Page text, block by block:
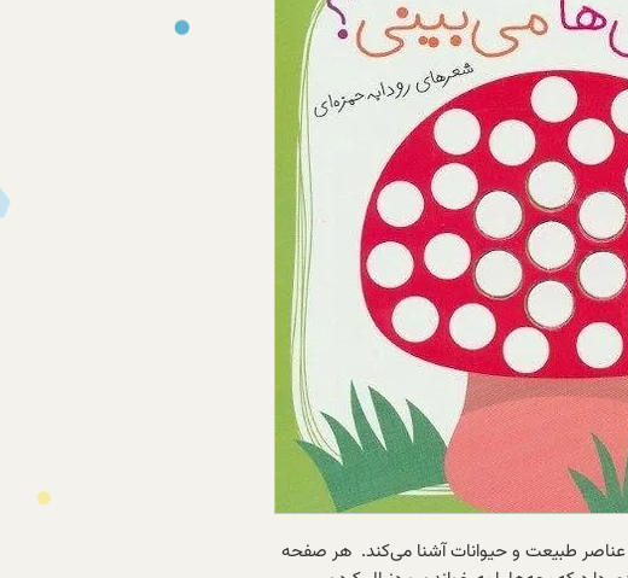
عناصر طبیعت و حیوانات آشنا می‌کند. هر صفحه